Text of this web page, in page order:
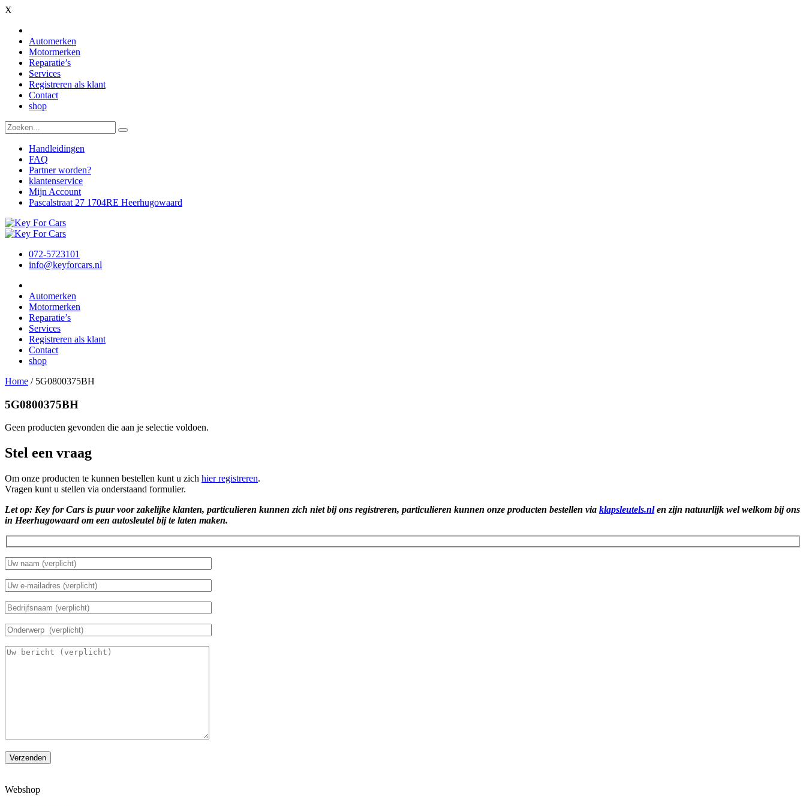
X
Automerken
Motormerken
Reparatie’s
Services
Registreren als klant
Contact
shop
Handleidingen
FAQ
Partner worden?
klantenservice
Mijn Account
Pascalstraat 27 1704RE Heerhugowaard
072-5723101
info@keyforcars.nl
Automerken
Motormerken
Reparatie’s
Services
Registreren als klant
Contact
shop
Home / 5G0800375BH
5G0800375BH
Geen producten gevonden die aan je selectie voldoen.
Stel een vraag
Om onze producten te kunnen bestellen kunt u zich hier registreren.
Vragen kunt u stellen via onderstaand formulier.
Let op: Key for Cars is puur voor zakelijke klanten, particulieren kunnen zich niet bij ons registreren, particulieren kunnen onze producten bestellen via klapsleutels.nlen zijn natuurlijk wel welkom bij ons
in Heerhugowaard om een autosleutel bij te laten maken.
Verzenden
Webshop